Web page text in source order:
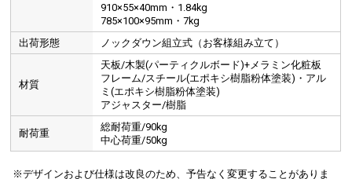
910×55×40mm・1.84kg
785×100×95mm・7kg
出荷形態
ノックダウン組立式（お客様組み立て）
材質
天板/木製(パーティクルボード)+メラミン化粧板
フレーム/スチール(エポキシ樹脂粉体塗装)・アル
ミ(エポキシ樹脂粉体塗装)
アジャスター/樹脂
耐荷重
総耐荷重/90kg
中心荷重/50kg
※デザインおよび仕様は改良のため、予告なく変更することがありま